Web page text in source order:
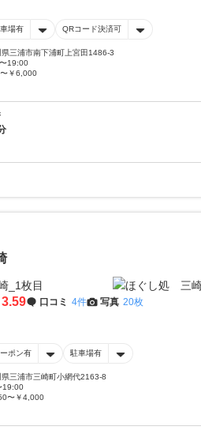
場有 QRコード決済可
県三浦市南下浦町上宮田1486-3
19:00
￥6,000
3.59 口コミ 4件 写真 20枚
ポン有 駐車場有
県三浦市三崎町小網代2163-8
19:00
〜￥4,000